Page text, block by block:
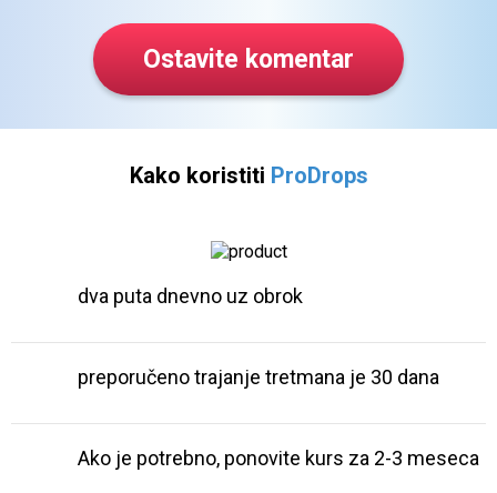
znao za ovo.
Ostavite komentar
Kako koristiti ProDrops
dva puta dnevno uz obrok
preporučeno trajanje tretmana je 30 dana
Ako je potrebno, ponovite kurs za 2-3 meseca